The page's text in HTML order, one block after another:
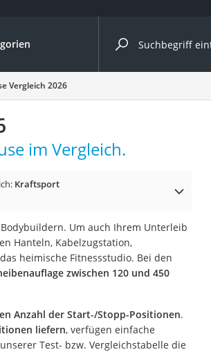
Vergleiche nach Kategorie
cm
Herren
mit Rollen
Vergleich 2026
im Vergleich.
Kraftsport
Um auch Ihrem Unterleib
Hanteln, Kabelzugstation,
heimische Fitnessstudio. Bei den
zwischen 120 und 450
Anzahl der Start-/Stopp-Positionen.
liefern, verfügen einfache
Test- bzw. Vergleichstabelle die